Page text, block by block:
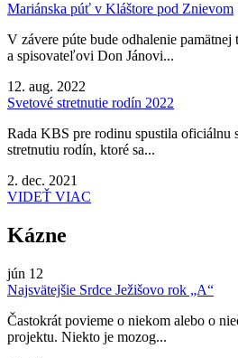
Mariánska púť v Kláštore pod Znievom
V závere púte bude odhalenie
a spisovateľovi Don Jánovi...
12. aug. 2022
Svetové stretnutie rodín 2022
Rada KBS pre rodinu spustila oficiálnu
stretnutiu rodín, ktoré sa...
2. dec. 2021
VIDEŤ VIAC
Kázne
jún 12
Najsvätejšie Srdce Ježišovo rok „A“
Častokrát povieme o niekom alebo o
projektu. Niekto je mozog...